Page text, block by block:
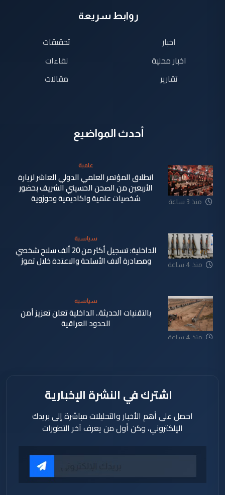
روابط سريعة
اخبار
اخبار محلية
تقارير
تحقيقات
لقاءات
مقالات
أحدث المواضيع
منذ 3 ساعة
علمية
انطلاق المؤتمر العلمي الدولي العاشر لزيارة
الأربعين من الصحن الحسيني الشريف بحضور
شخصيات علمية واكاديمية وحوزوية
منذ 4 ساعة
سياسية
الداخلية: تسجيل أكثر من 20 ألف سلاح شخصي
ومصادرة آلاف الأسلحة والاعتدة خلال تموز
منذ 4 ساعة
سياسية
بالتقنيات الحديثة.. الداخلية تعلن تعزيز أمن
الحدود العراقية
اشترك في النشرة الإخبارية
احصل على أهم الأخبار والتحليلات مباشرة إلى بريدك
الإلكتروني، وكن أول من يعرف آخر التطورات